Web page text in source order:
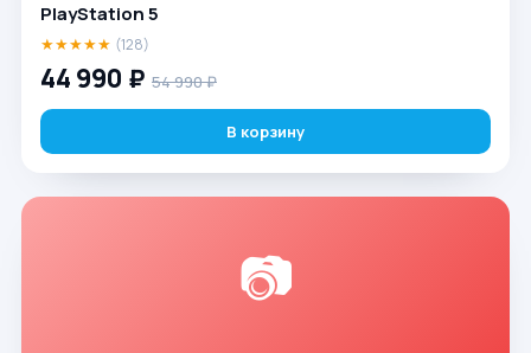
PlayStation 5
★★★★★ (128)
44 990 ₽ 54 990 ₽
В корзину
📷